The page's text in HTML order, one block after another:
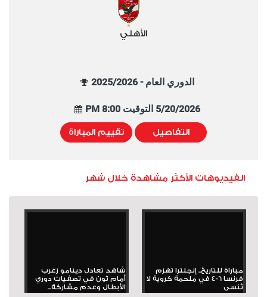
الأهلي
الدوري العام - 2025/2026
5/20/2026 التوقيت 8:00 PM
التفاصيل تقييم المباراة
الفيديوهات الأكثر مشاهدة خلال شهر
مباراة للتاريخ.. إنجلترا تهزم
فرنسا 6-4 في ملحمة كروية لا
تُنسى
شاهد تعادل دينامو زغرب
أمام ثون في تصفيات دوري
الأبطال وعدم مشاركة...